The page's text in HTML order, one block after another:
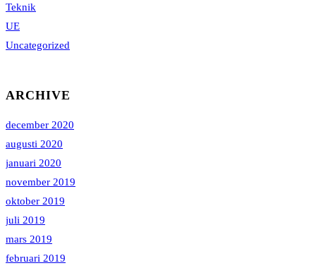
Teknik
UE
Uncategorized
ARCHIVE
december 2020
augusti 2020
januari 2020
november 2019
oktober 2019
juli 2019
mars 2019
februari 2019